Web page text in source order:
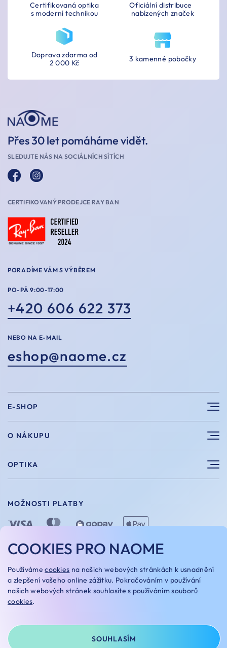
Certifikovaná optika
s moderní technikou
Oficiální distribuce
nabízených značek
3 kamenné pobočky
Doprava zdarma od
2 000 Kč
Přes 30 let pomáháme vidět.
SLEDUJTE NÁS NA SOCIÁLNÍCH SÍTÍCH
CERTIFIKOVANÝ PRODEJCE RAY BAN
PORADÍME VÁM S VÝBĚREM
PO-PÁ 9:00-17:00
+420 606 622 373
NEBO NA E-MAIL
eshop@naome.cz
E-SHOP
Sluneční brýle
Sportovní brýle
Vintage brýle
Doplňky
Dárkové poukazy
O NÁKUPU
Výhody nákupu u nás
Velikosti
Vrácení a výměna
Doprava a platba
Naome+
OPTIKA
O nás
Naše optiky
Kariera
Oakley Custom
MOŽNOSTI PLATBY
MOŽNOSTI DOPRAVY
NASTAVENÍ COOKIES GDPR
COOKIES PRO NAOME
Používámecookies na našich webových stránkách k usnadnění
a zlepšení vašeho online zážitku. Pokračováním v používání
našich webových stránek souhlasíte s používánímsouborů
cookies.
SOUHLASÍM